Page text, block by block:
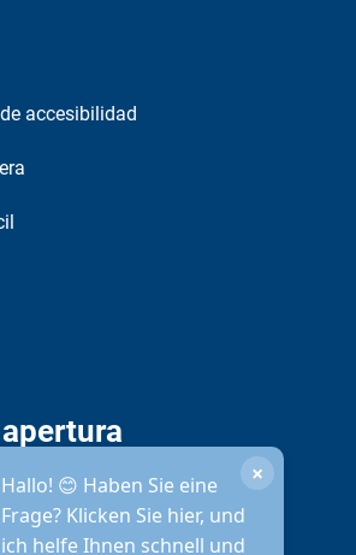
accesibilidad
Hallo! 😊 Haben Sie eine
Frage? Klicken Sie hier, und
ich helfe Ihnen schnell und
×